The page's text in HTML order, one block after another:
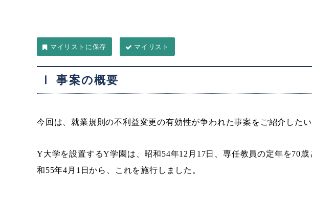
マイリスト
Ⅰ 事案の概要
今回は、就業規則の不利益変更の有効性が争われた事案をご紹介したい
Y大学を設置するY学園は、昭和54年12月17日、専任教員の定年を70
和55年4月1日から、これを施行しました。